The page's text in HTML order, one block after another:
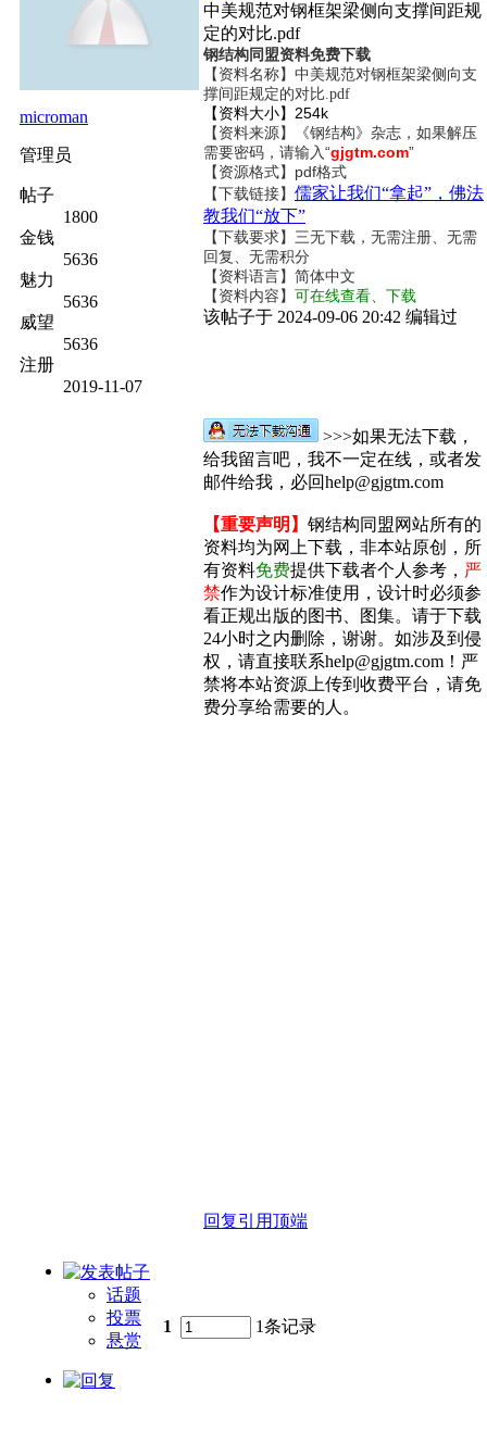
microman
管理员
帖子
1800
金钱
5636
魅力
5636
威望
5636
注册
2019-11-07
中美规范对钢框架梁侧向支撑间距规
定的对比.pdf
钢结构同盟资料免费下载
【资料名称】 中美规范对钢框架梁侧向支
撑间距规定的对比.pdf
【资料大小】254k
【资料来源】《钢结构》杂志，如果解压
需要密码，请输入“gjgtm.com”
【资源格式】pdf格式
【下载链接】 儒家让我们“拿起”，佛法
教我们“放下”
【下载要求】三无下载，无需注册、无需
回复、无需积分
【资料语言】简体中文
【资料内容】 可在线查看、下载
该帖子于 2024-09-06 20:42 编辑过
>>>如果无法下载，
给我留言吧，我不一定在线，或者发
邮件给我，必回help@gjgtm.com
【重要声明】 钢结构同盟网站所有的
资料均为网上下载，非本站原创，所
有资料免费提供下载者个人参考， 严
禁作为设计标准使用，设计时必须参
看正规出版的图书、图集。请于下载
24小时之内删除，谢谢。如涉及到侵
权，请直接联系help@gjgtm.com！严
禁将本站资源上传到收费平台，请免
费分享给需要的人。
回复引用顶端
话题
投票
悬赏
1 1条记录